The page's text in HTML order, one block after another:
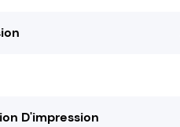
D'impression